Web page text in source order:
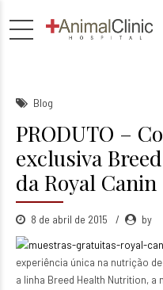
Blog
PRODUTO –
exclusiva
da Royal Canin
8 de abril de 2015 by
experiência única na nutrição
a linha Breed Health Nutrition,